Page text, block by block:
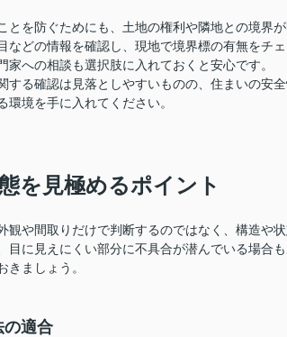
とを防ぐためにも、土地の権利や隣地との境界
などの情報を確認し、現地で境界標の有無をチ
家への相談も選択肢に入れておくと安心です。
する確認は見落としやすいものの、住まいの安
境を手に入れてください。
を見極めるポイント
観や間取りだけで判断するのではなく、構造や
目に見えにくい部分に不具合が潜んでいる場合
きましょう。
の適合